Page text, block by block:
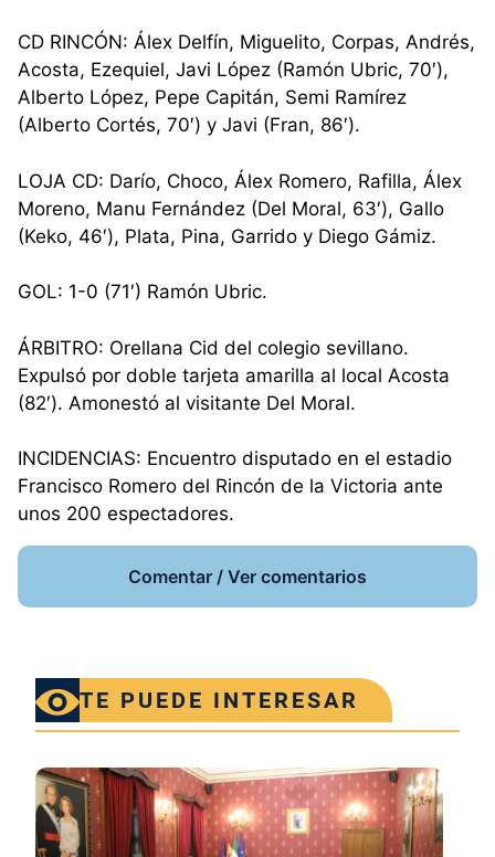
CD RINCÓN: Álex Delfín, Miguelito, Corpas, Andrés,
Acosta, Ezequiel, Javi López (Ramón Ubric, 70′),
Alberto López, Pepe Capitán, Semi Ramírez
(Alberto Cortés, 70′) y Javi (Fran, 86′).
LOJA CD: Darío, Choco, Álex Romero, Rafilla, Álex
Moreno, Manu Fernández (Del Moral, 63′), Gallo
(Keko, 46′), Plata, Pina, Garrido y Diego Gámiz.
GOL: 1-0 (71′) Ramón Ubric.
ÁRBITRO: Orellana Cid del colegio sevillano.
Expulsó por doble tarjeta amarilla al local Acosta
(82′). Amonestó al visitante Del Moral.
INCIDENCIAS: Encuentro disputado en el estadio
Francisco Romero del Rincón de la Victoria ante
unos 200 espectadores.
Comentar / Ver comentarios
TE PUEDE INTERESAR